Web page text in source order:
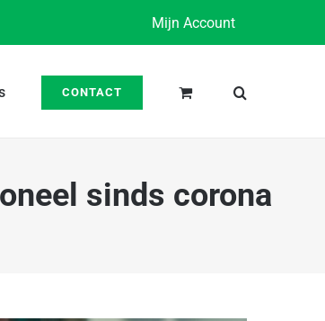
Mijn Account
CONTACT
sinds corona